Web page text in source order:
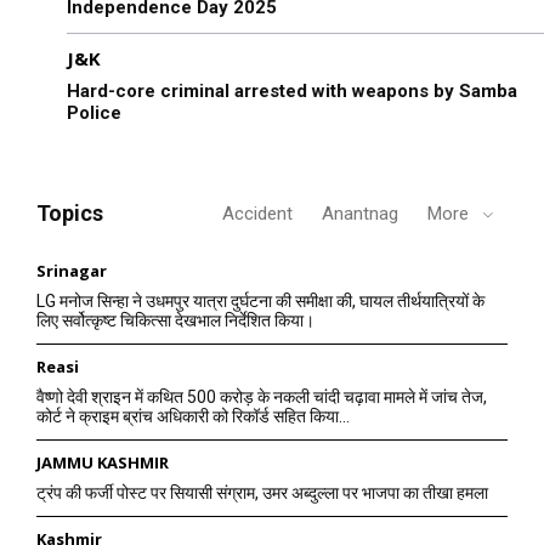
Independence Day 2025
J&K
Hard-core criminal arrested with weapons by Samba
Police
Topics Accident Anantnag More
Srinagar
LG मनोज सिन्हा ने उधमपुर यात्रा दुर्घटना की समीक्षा की, घायल तीर्थयात्रियों के
लिए सर्वोत्कृष्ट चिकित्सा देखभाल निर्देशित किया।
Reasi
वैष्णो देवी श्राइन में कथित 500 करोड़ के नकली चांदी चढ़ावा मामले में जांच तेज,
कोर्ट ने क्राइम ब्रांच अधिकारी को रिकॉर्ड सहित किया...
JAMMU KASHMIR
ट्रंप की फर्जी पोस्ट पर सियासी संग्राम, उमर अब्दुल्ला पर भाजपा का तीखा हमला
Kashmir